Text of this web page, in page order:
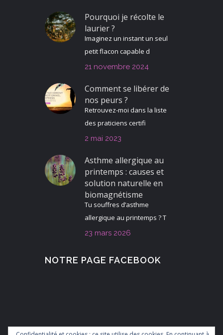
Pourquoi je récolte le
laurier ?
Imaginez un instant un seul
petit flacon capable d
21 novembre 2024
Comment se libérer de
nos peurs ?
Retrouvez-moi dans la liste
des praticiens certifi
2 mai 2023
Asthme allergique au
printemps : causes et
solution naturelle en
biomagnétisme
Tu souffres d’asthme
allergique au printemps ? T
23 mars 2026
NOTRE PAGE FACEBOOK